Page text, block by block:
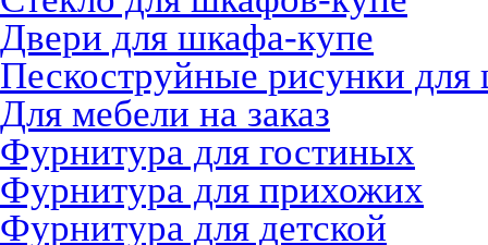
Двери для шкафа-купе
Пескоструйные рисунки
Для мебели на заказ
Фурнитура для гостиных
Фурнитура для прихожих
Фурнитура для детской